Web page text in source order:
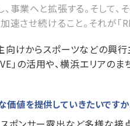
事業へと拡張する。そして
させ続けること。それが「
向けからスポーツなどの興
」の活用や、横浜エリアの
価値を提供していきたいですか